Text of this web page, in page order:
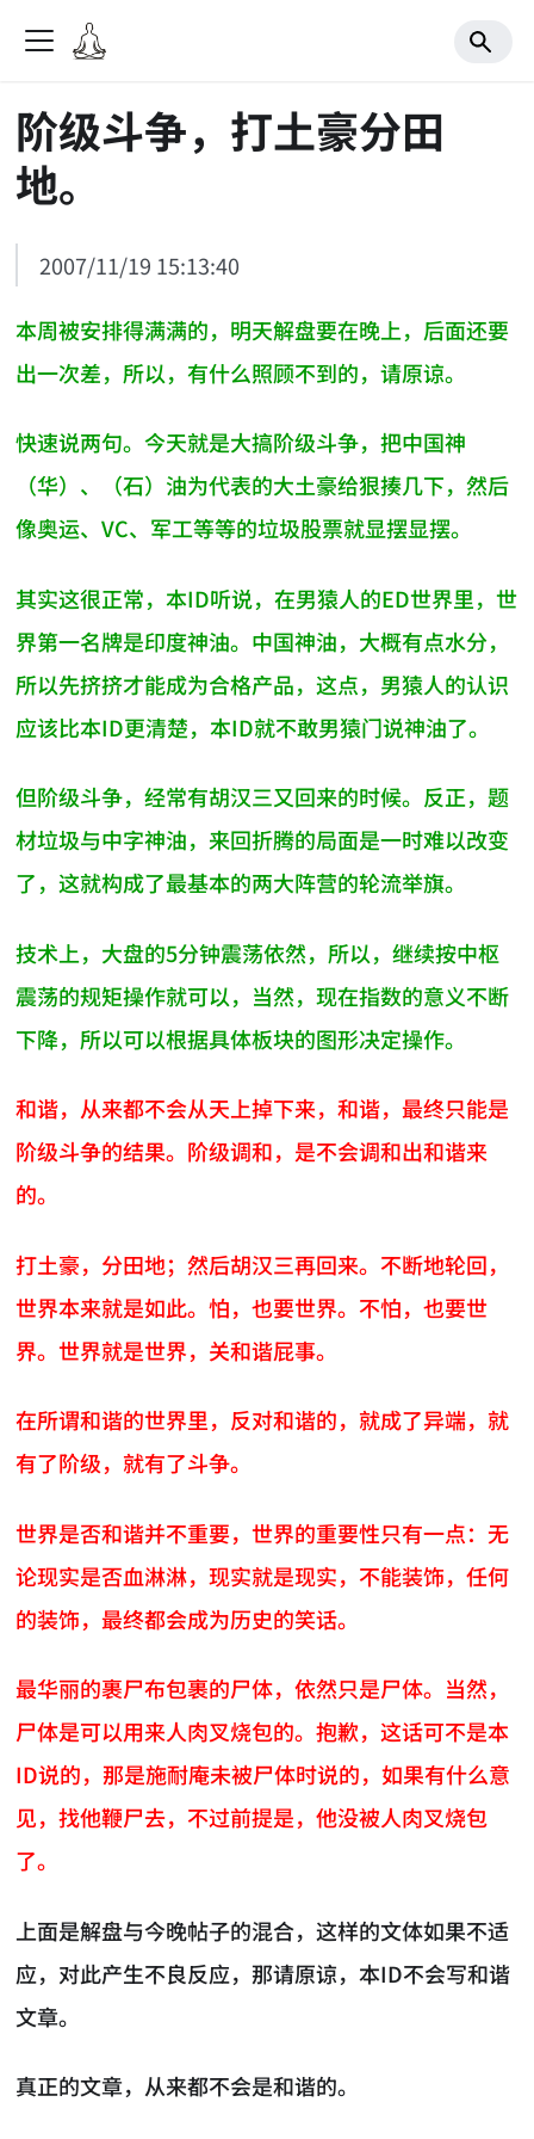
阶级斗争，打土豪分田
地。
2007/11/19 15:13:40
本周被安排得满满的，明天解盘要在晚上，后面还要
出一次差，所以，有什么照顾不到的，请原谅。
快速说两句。今天就是大搞阶级斗争，把中国神
（华）、（石）油为代表的大土豪给狠揍几下，然后
像奥运、VC、军工等等的垃圾股票就显摆显摆。
其实这很正常，本ID听说，在男猿人的ED世界里，世
界第一名牌是印度神油。中国神油，大概有点水分，
所以先挤挤才能成为合格产品，这点，男猿人的认识
应该比本ID更清楚，本ID就不敢男猿门说神油了。
但阶级斗争，经常有胡汉三又回来的时候。反正，题
材垃圾与中字神油，来回折腾的局面是一时难以改变
了，这就构成了最基本的两大阵营的轮流举旗。
技术上，大盘的5分钟震荡依然，所以，继续按中枢
震荡的规矩操作就可以，当然，现在指数的意义不断
下降，所以可以根据具体板块的图形决定操作。
和谐，从来都不会从天上掉下来，和谐，最终只能是
阶级斗争的结果。阶级调和，是不会调和出和谐来
的。
打土豪，分田地；然后胡汉三再回来。不断地轮回，
世界本来就是如此。怕，也要世界。不怕，也要世
界。世界就是世界，关和谐屁事。
在所谓和谐的世界里，反对和谐的，就成了异端，就
有了阶级，就有了斗争。
世界是否和谐并不重要，世界的重要性只有一点：无
论现实是否血淋淋，现实就是现实，不能装饰，任何
的装饰，最终都会成为历史的笑话。
最华丽的裹尸布包裹的尸体，依然只是尸体。当然，
尸体是可以用来人肉叉烧包的。抱歉，这话可不是本
ID说的，那是施耐庵未被尸体时说的，如果有什么意
见，找他鞭尸去，不过前提是，他没被人肉叉烧包
了。
上面是解盘与今晚帖子的混合，这样的文体如果不适
应，对此产生不良反应，那请原谅，本ID不会写和谐
文章。
真正的文章，从来都不会是和谐的。